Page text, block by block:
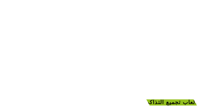
ألعاب تجميع التذاكر